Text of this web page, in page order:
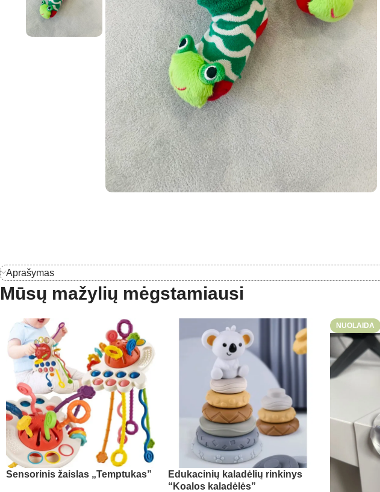
Aprašymas
Mūsų mažylių mėgstamiausi
Sensorinis žaislas „Temptukas”
Edukacinių kaladėlių rinkinys
“Koalos kaladėlės”
NUOLAIDA